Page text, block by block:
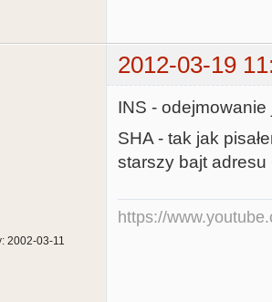
2012-03-19
2002-03-11
INS -
SHA - tak jak
starszy bajt adresu
https://